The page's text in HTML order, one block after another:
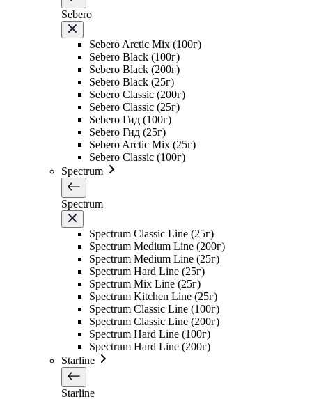
Sebero
Sebero Arctic Mix (100г)
Sebero Black (100г)
Sebero Black (200г)
Sebero Black (25г)
Sebero Classic (200г)
Sebero Classic (25г)
Sebero Гид (100г)
Sebero Гид (25г)
Sebero Arctic Mix (25г)
Sebero Classic (100г)
Spectrum
Spectrum
Spectrum Classic Line (25г)
Spectrum Medium Line (200г)
Spectrum Medium Line (25г)
Spectrum Hard Line (25г)
Spectrum Mix Line (25г)
Spectrum Kitchen Line (25г)
Spectrum Classic Line (100г)
Spectrum Classic Line (200г)
Spectrum Hard Line (100г)
Spectrum Hard Line (200г)
Starline
Starline